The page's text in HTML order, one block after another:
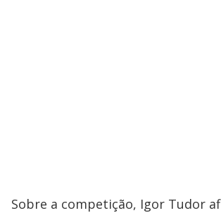
Sobre a competição, Igor Tudor